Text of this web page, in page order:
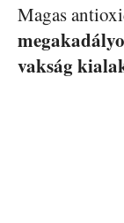
Magas
vakság